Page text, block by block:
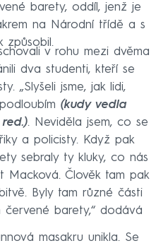
barety, oddíl, jenž je
na Národní třídě a s
způsobil.
v rohu mezi dvěma
dva studenti, kteří se
„Slyšeli jsme, jak lidi,
(kudy vedla
. Neviděla jsem, co se
a policisty. Když pak
sebraly ty kluky, co nás
Macková. Člověk tam pak
Byly tam různé části
barety,“ dodává
masakru unikla. Se